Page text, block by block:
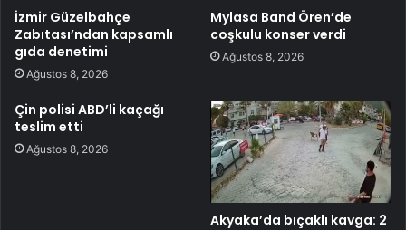
İzmir Güzelbahçe
Zabıtası’ndan kapsamlı
gıda denetimi
Ağustos 8, 2026
Mylasa Band Ören’de
coşkulu konser verdi
Ağustos 8, 2026
Çin polisi ABD’li kaçağı
teslim etti
Ağustos 8, 2026
Akyaka’da bıçaklı kavga: 2